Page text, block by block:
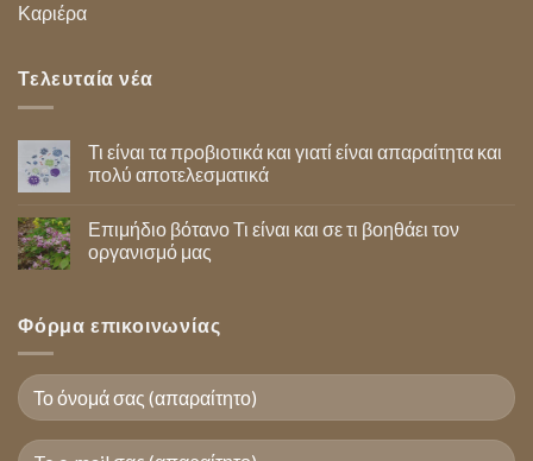
Καριέρα
Τελευταία νέα
Τι είναι τα προβιοτικά και γιατί είναι απαραίτητα και
πολύ αποτελεσματικά
Επιμήδιο βότανο Τι είναι και σε τι βοηθάει τον
οργανισμό μας
Φόρμα επικοινωνίας